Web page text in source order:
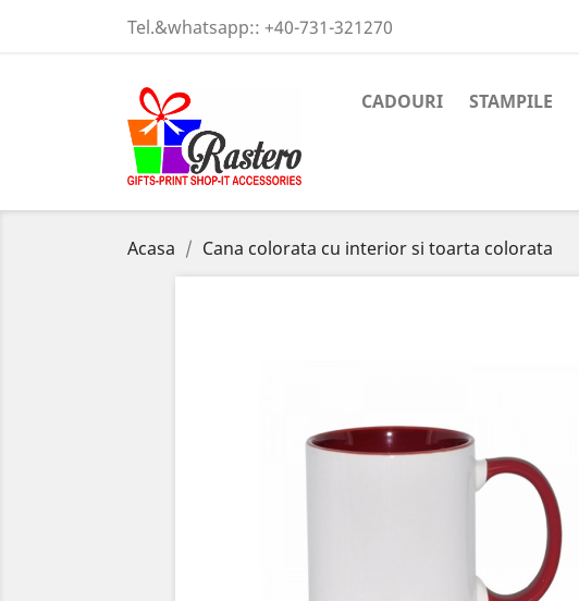
Tel.&whatsapp:: +40-731-321270
CADOURI STAMPILE
Acasa Cana colorata cu interior si toarta colorata